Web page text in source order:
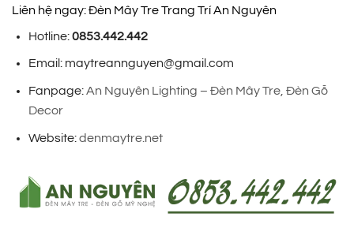
Liên hệ ngay: Đèn Mây Tre Trang Trí An Nguyên
Hotline:0853.442.442
Email: maytreannguyen@gmail.com
Fanpage:An Nguyên Lighting – Đèn Mây Tre, Đèn Gỗ
Decor
Website:denmaytre.net